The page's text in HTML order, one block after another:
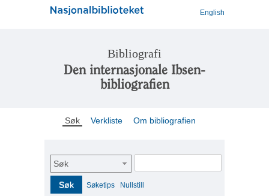
English
Bibliografi
Den internasjonale Ibsen-
bibliografien
Søk Verkliste Om bibliografien
Søk
Søk Søketips Nullstill